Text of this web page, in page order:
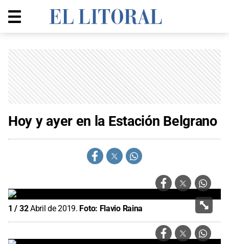
Hoy y ayer en la Estación Belgrano
1 / 32Abril de 2019. Foto: Flavio Raina